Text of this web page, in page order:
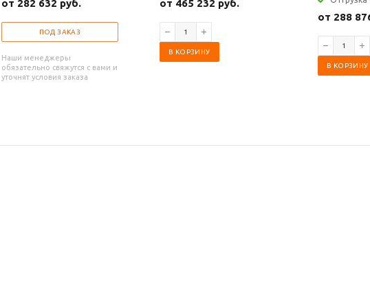
от 282 632 руб.
ПОД ЗАКАЗ
Наши менеджеры
обязательно свяжутся с вами и
уточнят условия заказа
от 465 232 руб.
В КОРЗИНУ
от 288
В КОРЗИНУ